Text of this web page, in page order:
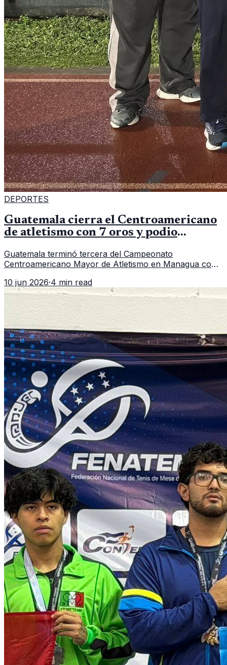
DEPORTES
Guatemala cierra el Centroamericano
de atletismo con 7 oros y podio
Guatemala terminó tercera del Campeonato
Centroamericano Mayor de Atletismo en Managua con
de CDAG.
10 jun 2026·4 min read